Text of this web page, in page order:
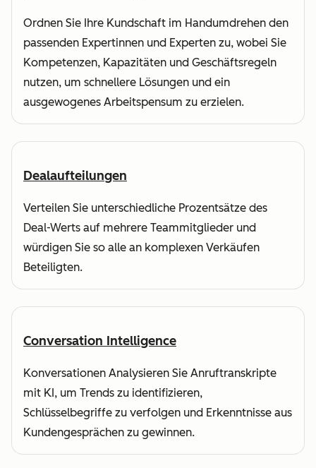
Ordnen Sie Ihre Kundschaft im Handumdrehen den
passenden Expertinnen und Experten zu, wobei Sie
Kompetenzen, Kapazitäten und Geschäftsregeln
nutzen, um schnellere Lösungen und ein
ausgewogenes Arbeitspensum zu erzielen.
Dealaufteilungen
Verteilen Sie unterschiedliche Prozentsätze des
Deal-Werts auf mehrere Teammitglieder und
würdigen Sie so alle an komplexen Verkäufen
Beteiligten.
Conversation Intelligence
Konversationen Analysieren Sie Anruftranskripte
mit KI, um Trends zu identifizieren,
Schlüsselbegriffe zu verfolgen und Erkenntnisse aus
Kundengesprächen zu gewinnen.